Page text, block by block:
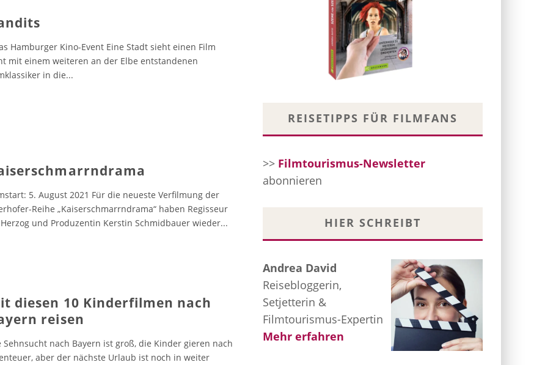
Hamburger Kino-Event Eine Stadt sieht einen Film
mit einem weiteren an der Elbe entstandenen
in die...
5. August 2021 Für die neueste Verfilmung der
Reihe „Kaiserschmarrndrama“ haben Regisseur
Herzog und Produzentin Kerstin Schmidbauer wieder...
diesen 10 Kinderfilmen nach
reisen
Sehnsucht nach Bayern ist groß, die Kinder gieren nach
aber der nächste Urlaub ist noch in weiter
REISETIPPS FÜR FILMFANS
>> Filmtourismus-Newsletter
abonnieren
HIER SCHREIBT
Andrea David
Reisebloggerin,
Setjetterin &
Filmtourismus-Expertin
Mehr erfahren